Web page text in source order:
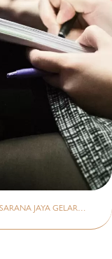
JAYA GELAR…